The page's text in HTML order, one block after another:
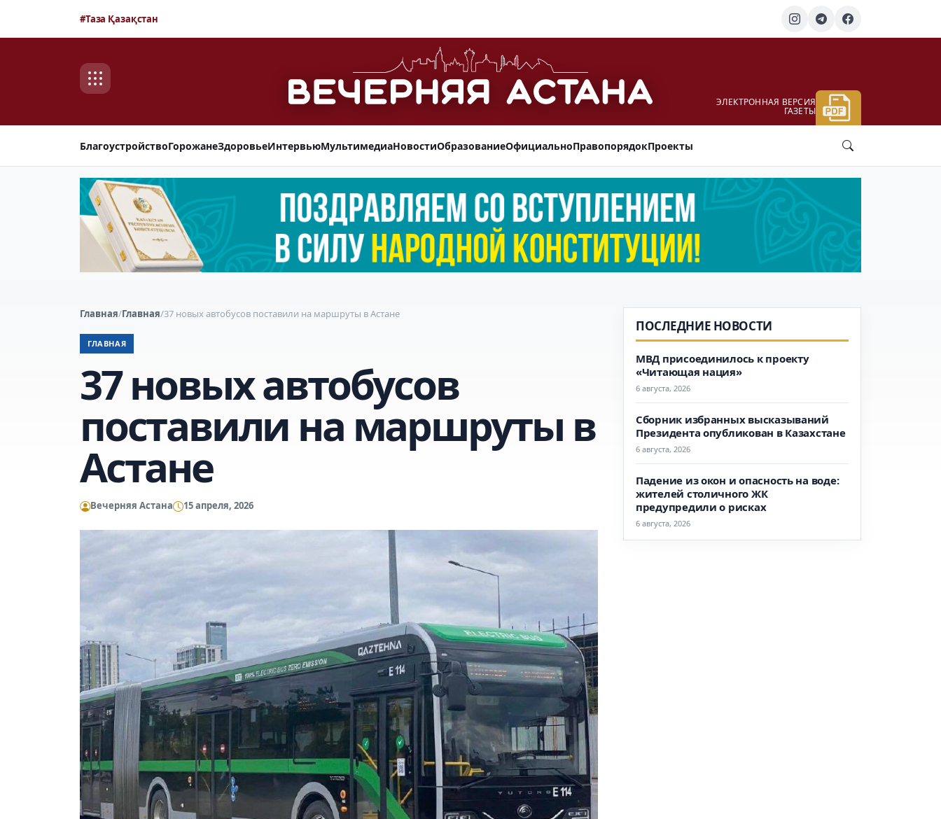
#Таза Қазақстан
ЭЛЕКТРОННАЯ ВЕРСИЯ
ГАЗЕТЫ
БлагоустройствоГорожанеЗдоровьеИнтервьюМультимедиаНовостиОбразованиеОфициальноПравопорядокПроекты
Главная/Главная/37 новых автобусов поставили на маршруты в Астане
ГЛАВНАЯ
37 новых автобусов
поставили на маршруты в
Астане
Вечерняя Астана 15 апреля, 2026
ПОСЛЕДНИЕ НОВОСТИ
МВД присоединилось к проекту
«Читающая нация»
6 августа, 2026
Сборник избранных высказываний
Президента опубликован в Казахстане
6 августа, 2026
Падение из окон и опасность на воде:
жителей столичного ЖК
предупредили о рисках
6 августа, 2026